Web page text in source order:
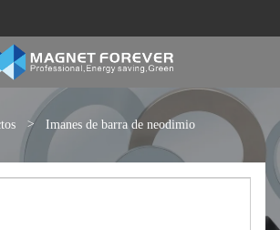
> Imanes de barra de neodimio